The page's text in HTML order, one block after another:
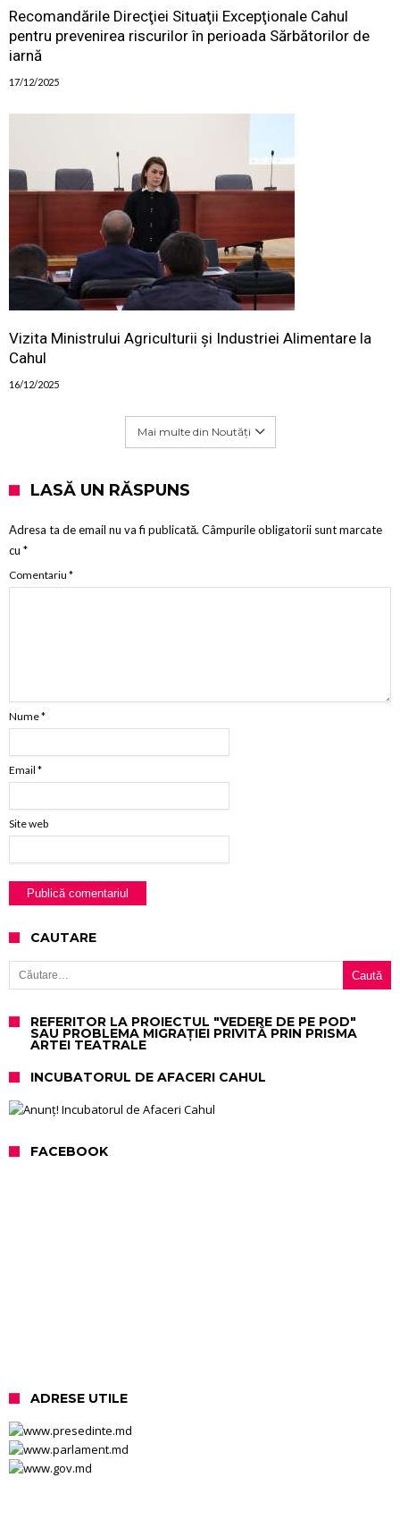
Recomandările Direcţiei Situaţii Excepţionale Cahul
pentru prevenirea riscurilor în perioada Sărbătorilor de
iarnă
17/12/2025
Vizita Ministrului Agriculturii și Industriei Alimentare la
Cahul
16/12/2025
Mai multe din Noutăți
LASĂ UN RĂSPUNS
Adresa ta de email nu va fi publicată. Câmpurile obligatorii sunt marcate
cu *
Comentariu *
Nume*
Email *
Site web
CAUTARE
Caută după:
REFERITOR LA PROIECTUL "VEDERE DE PE POD"
SAU PROBLEMA MIGRAȚIEI PRIVITĂ PRIN PRISMA
ARTEI TEATRALE
INCUBATORUL DE AFACERI CAHUL
FACEBOOK
ADRESE UTILE